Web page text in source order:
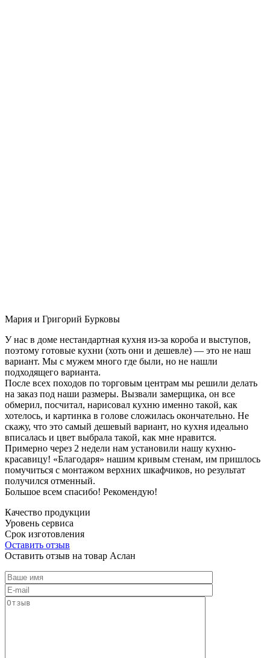
Мария и Григорий Бурковы
У нас в доме нестандартная кухня из-за короба и выступов,
поэтому готовые кухни (хоть они и дешевле) — это не наш
вариант. Мы с мужем много где были, но не нашли
подходящего варианта.
После всех походов по торговым центрам мы решили делать
на заказ под наши размеры. Вызвали замерщика, он все
обмерил, посчитал, нарисовал кухню именно такой, как
хотелось, и картинка в голове сложилась окончательно. Не
скажу, что это самый дешевый вариант, но кухня идеально
вписалась и цвет выбрала такой, как мне нравится.
Примерно через 2 недели нам установили нашу кухню-
красавицу! «Благодаря» нашим кривым стенам, им пришлось
помучиться с монтажом верхних шкафчиков, но результат
получился отменный.
Большое всем спасибо! Рекомендую!
Качество продукции
Уровень сервиса
Срок изготовления
Оставить отзыв
Оставить отзыв на товар Аслан